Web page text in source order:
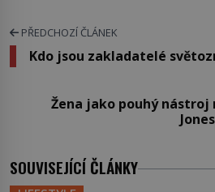
PŘEDCHOZÍ ČLÁNEK
Kdo jsou zakladatelé
Žena jako pouhý nástroj
SOUVISEJÍCÍ ČLÁNKY